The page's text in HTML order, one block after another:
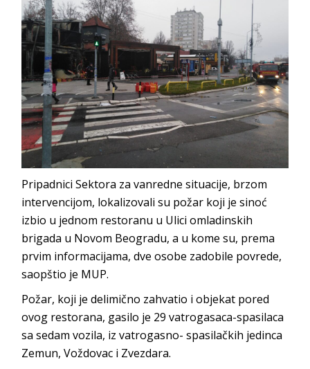
Pripadnici Sektora za vanredne situacije, brzom
intervencijom, lokalizovali su požar koji je sinoć
izbio u jednom restoranu u Ulici omladinskih
brigada u Novom Beogradu, a u kome su, prema
prvim informacijama, dve osobe zadobile povrede,
saopštio je MUP.
Požar, koji je delimično zahvatio i objekat pored
ovog restorana, gasilo je 29 vatrogasaca-spasilaca
sa sedam vozila, iz vatrogasno- spasilačkih jedinca
Zemun, Voždovac i Zvezdara.